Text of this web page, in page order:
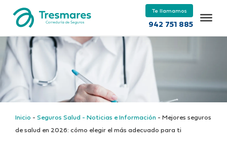
Te llamamos
942 751 885
Inicio - Seguros Salud - Noticias e Información - Mejores seguros
de salud en 2026: cómo elegir el más adecuado para ti